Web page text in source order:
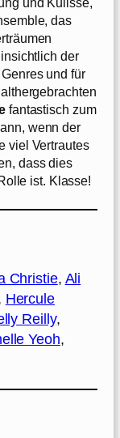
das
der
und für
fantastisch zum
wenn der
viel Vertrautes
dass dies
ist. Klasse!
Christie, Ali
Hercule
Reilly
Yeoh